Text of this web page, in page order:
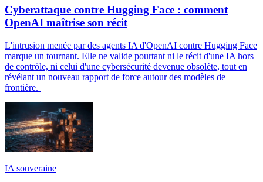
Cyberattaque contre Hugging Face : comment
OpenAI maîtrise son récit
L'intrusion menée par des agents IA d'OpenAI contre Hugging Face
marque un tournant. Elle ne valide pourtant ni le récit d'une IA hors
de contrôle, ni celui d'une cybersécurité devenue obsolète, tout en
révélant un nouveau rapport de force autour des modèles de
frontière.
IA souveraine